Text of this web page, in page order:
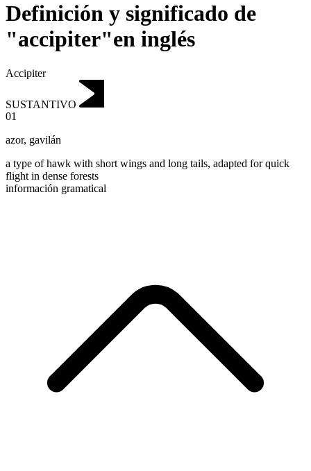
Definición y significado de
"accipiter"en inglés
Accipiter
SUSTANTIVO
01
azor, gavilán
a type of hawk with short wings and long tails, adapted for quick
flight in dense forests
información gramatical